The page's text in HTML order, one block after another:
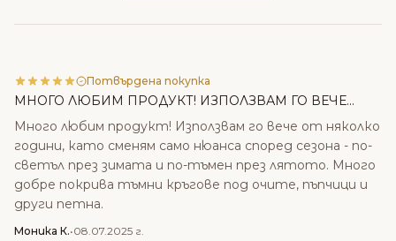
Потвърдена покупка
МНОГО ЛЮБИМ ПРОДУКТ! ИЗПОЛЗВАМ ГО ВЕЧЕ...
Много любим продукт! Използвам го вече от няколко
години, като сменям само нюанса според сезона - по-
светъл през зимата и по-тъмен през лятото. Много
добре покрива тъмни кръгове под очите, пъпчици и
други петна.
Моника К.•08.07.2025 г.